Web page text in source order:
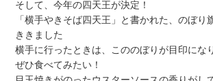
そして、今年の四天王が決定！
「横手やきそば四天王」と書かれた、のぼり
ききました
横手に行ったときは、こののぼりが目印にな
ぜひ食べてみたい！